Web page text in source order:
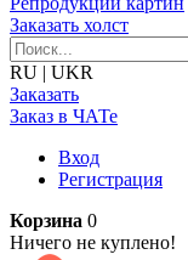
Заказать холст
RU | UKR
Заказать
Заказ в ЧАТе
Вход
Регистрация
Корзина 0
Ничего не куплено!